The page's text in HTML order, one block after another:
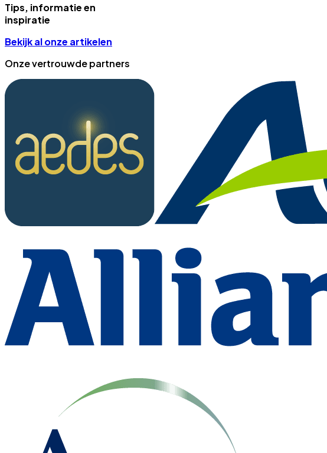
Tips, informatie en
inspiratie
Bekijk al onze artikelen
Onze vertrouwde partners